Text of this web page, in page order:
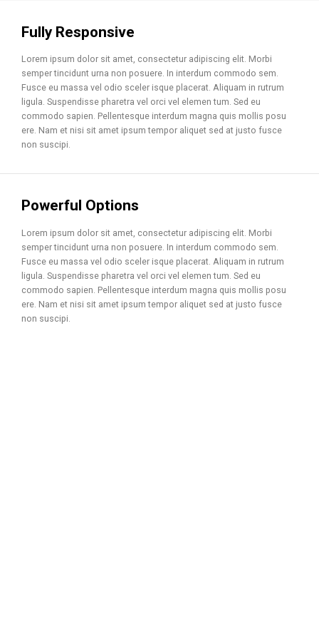
Fully Responsive
Lorem ipsum dolor sit amet, consectetur adipiscing elit. Morbi
semper tincidunt urna non posuere. In interdum commodo sem.
Fusce eu massa vel odio sceler isque placerat. Aliquam in rutrum
ligula. Suspendisse pharetra vel orci vel elemen tum. Sed eu
commodo sapien. Pellentesque interdum magna quis mollis posu
ere. Nam et nisi sit amet ipsum tempor aliquet sed at justo fusce
non suscipi.
Powerful Options
Lorem ipsum dolor sit amet, consectetur adipiscing elit. Morbi
semper tincidunt urna non posuere. In interdum commodo sem.
Fusce eu massa vel odio sceler isque placerat. Aliquam in rutrum
ligula. Suspendisse pharetra vel orci vel elemen tum. Sed eu
commodo sapien. Pellentesque interdum magna quis mollis posu
ere. Nam et nisi sit amet ipsum tempor aliquet sed at justo fusce
non suscipi.